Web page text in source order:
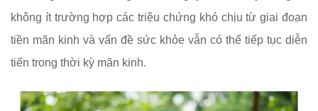
không ít trường hợp các triệu chứng khó chịu từ giai đoạn
tiền mãn kinh và vấn đề sức khỏe vẫn có thể tiếp tục diễn
tiến trong thời kỳ mãn kinh.